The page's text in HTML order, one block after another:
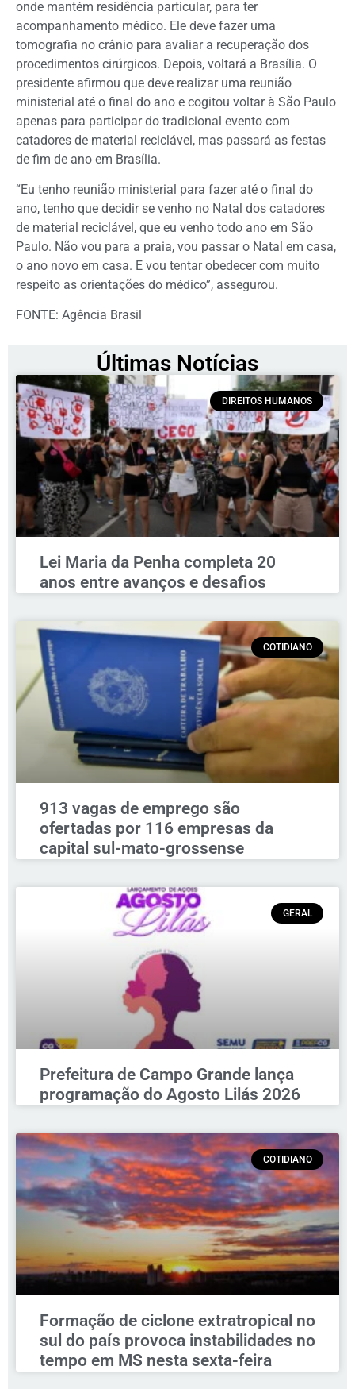
onde mantém residência particular, para ter
acompanhamento médico. Ele deve fazer uma
tomografia no crânio para avaliar a recuperação dos
procedimentos cirúrgicos. Depois, voltará a Brasília. O
presidente afirmou que deve realizar uma reunião
ministerial até o final do ano e cogitou voltar à São Paulo
apenas para participar do tradicional evento com
catadores de material reciclável, mas passará as festas
de fim de ano em Brasília.
“Eu tenho reunião ministerial para fazer até o final do
ano, tenho que decidir se venho no Natal dos catadores
de material reciclável, que eu venho todo ano em São
Paulo. Não vou para a praia, vou passar o Natal em casa,
o ano novo em casa. E vou tentar obedecer com muito
respeito as orientações do médico”, assegurou.
FONTE: Agência Brasil
Últimas Notícias
DIREITOS HUMANOS
Lei Maria da Penha completa 20
anos entre avanços e desafios
COTIDIANO
913 vagas de emprego são
ofertadas por 116 empresas da
capital sul-mato-grossense
GERAL
Prefeitura de Campo Grande lança
programação do Agosto Lilás 2026
COTIDIANO
Formação de ciclone extratropical no
sul do país provoca instabilidades no
tempo em MS nesta sexta-feira